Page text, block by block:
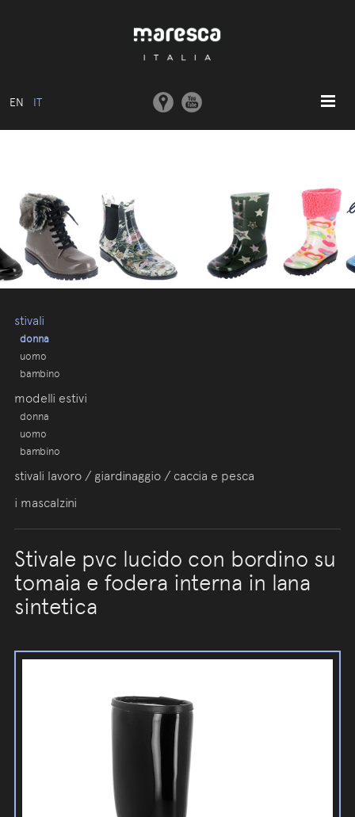
EN IT
STAMPI E MACCHINARI
COMUNICAZIONE
stivali
donna
uomo
bambino
modelli estivi
donna
uomo
bambino
stivali lavoro / giardinaggio / caccia e pesca
i mascalzini
Stivale pvc lucido con bordino su
tomaia e fodera interna in lana
sintetica